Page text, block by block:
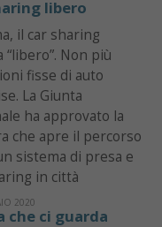
libero
il car sharing
“libero”. Non più
fisse di auto
La Giunta
ha approvato la
che apre il percorso
sistema di presa e
in città
2020
che ci guarda